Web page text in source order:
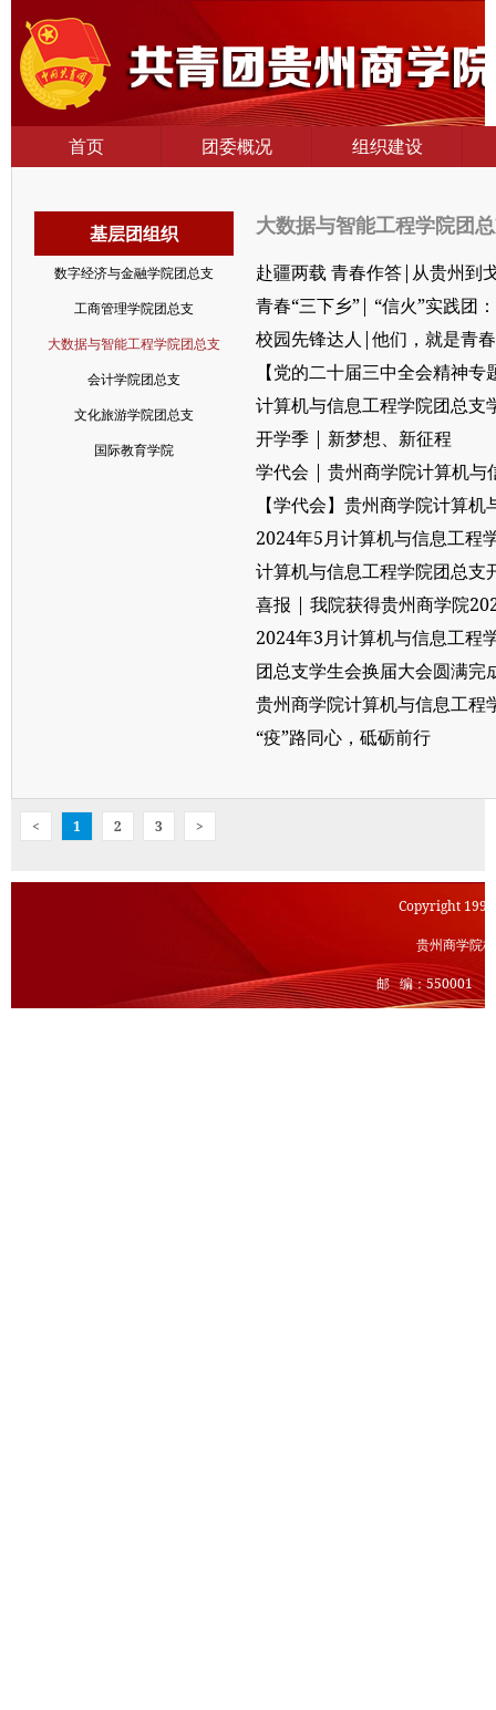
首页 团委概况 组织建设
基层团组织
数字经济与金融学院团总支
工商管理学院团总支
大数据与智能工程学院团总支
会计学院团总支
文化旅游学院团总支
国际教育学院
大数据与智能工程学院团
赴疆两载 青春作答|从贵州到
青春“三下乡”| “信火”实践团
校园先锋达人|他们，就是青
【党的二十届三中全会精神专
计算机与信息工程学院团总支
开学季 | 新梦想、新征程
学代会 | 贵州商学院计算机与
【学代会】贵州商学院计算
2024年5月计算机与信息工程
计算机与信息工程学院团总支
喜报 | 我院获得贵州商学院
2024年3月计算机与信息工程
团总支学生会换届大会圆满
贵州商学院计算机与信息工程
“疫”路同心，砥砺前行
< 1 2 3 >
Copyright
贵州商学院
邮 编：550001 地